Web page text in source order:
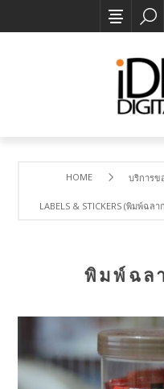
HOME บริการข
LABELS & STICKERS (พิมพ์ฉล
พิมพ์ฉล